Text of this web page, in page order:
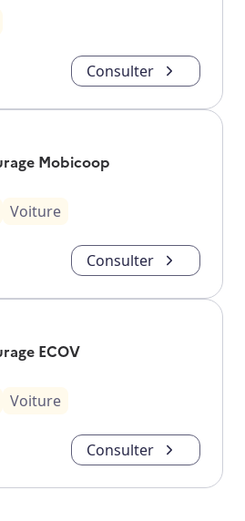
Consulter
Mobicoop
Voiture
Consulter
ECOV
Voiture
Consulter